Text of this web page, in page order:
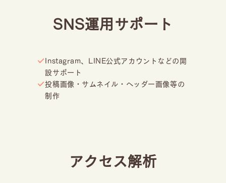
SNS運用サポート
Instagram、LINE公式アカウントなどの開
設サポート
投稿画像・サムネイル・ヘッダー画像等の
制作
アクセス解析